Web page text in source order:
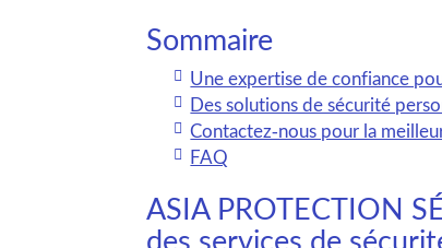
Sommaire
Une expertise de confiance
Des solutions de sécurité
Contactez-nous pour la
FAQ
ASIA PROTECTION
des services de